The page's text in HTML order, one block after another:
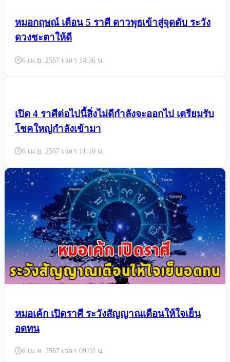
หมอกฤษณ์ เตือน 5 ราศี ดาวพุธเข้าสู่จุดดับ ระวัง
ดวงชะตาให้ดี
6 เม.ย. 2567 เวลา 14:56 น.
เปิด 4 ราศีต่อไปนี้สิ่งไม่ดีกำลังจะออกไป เตรียมรับ
โชคใหญ่กำลังเข้ามา
6 เม.ย. 2567 เวลา 11:10 น.